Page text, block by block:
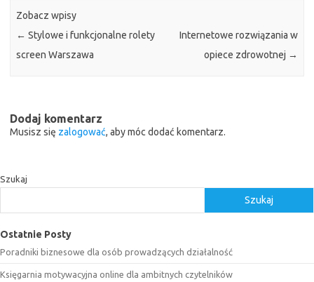
Zobacz wpisy
← Stylowe i funkcjonalne rolety
screen Warszawa
Internetowe rozwiązania w
opiece zdrowotnej →
Dodaj komentarz
Musisz się zalogować, aby móc dodać komentarz.
Szukaj
Szukaj
Ostatnie Posty
Poradniki biznesowe dla osób prowadzących działalność
Księgarnia motywacyjna online dla ambitnych czytelników